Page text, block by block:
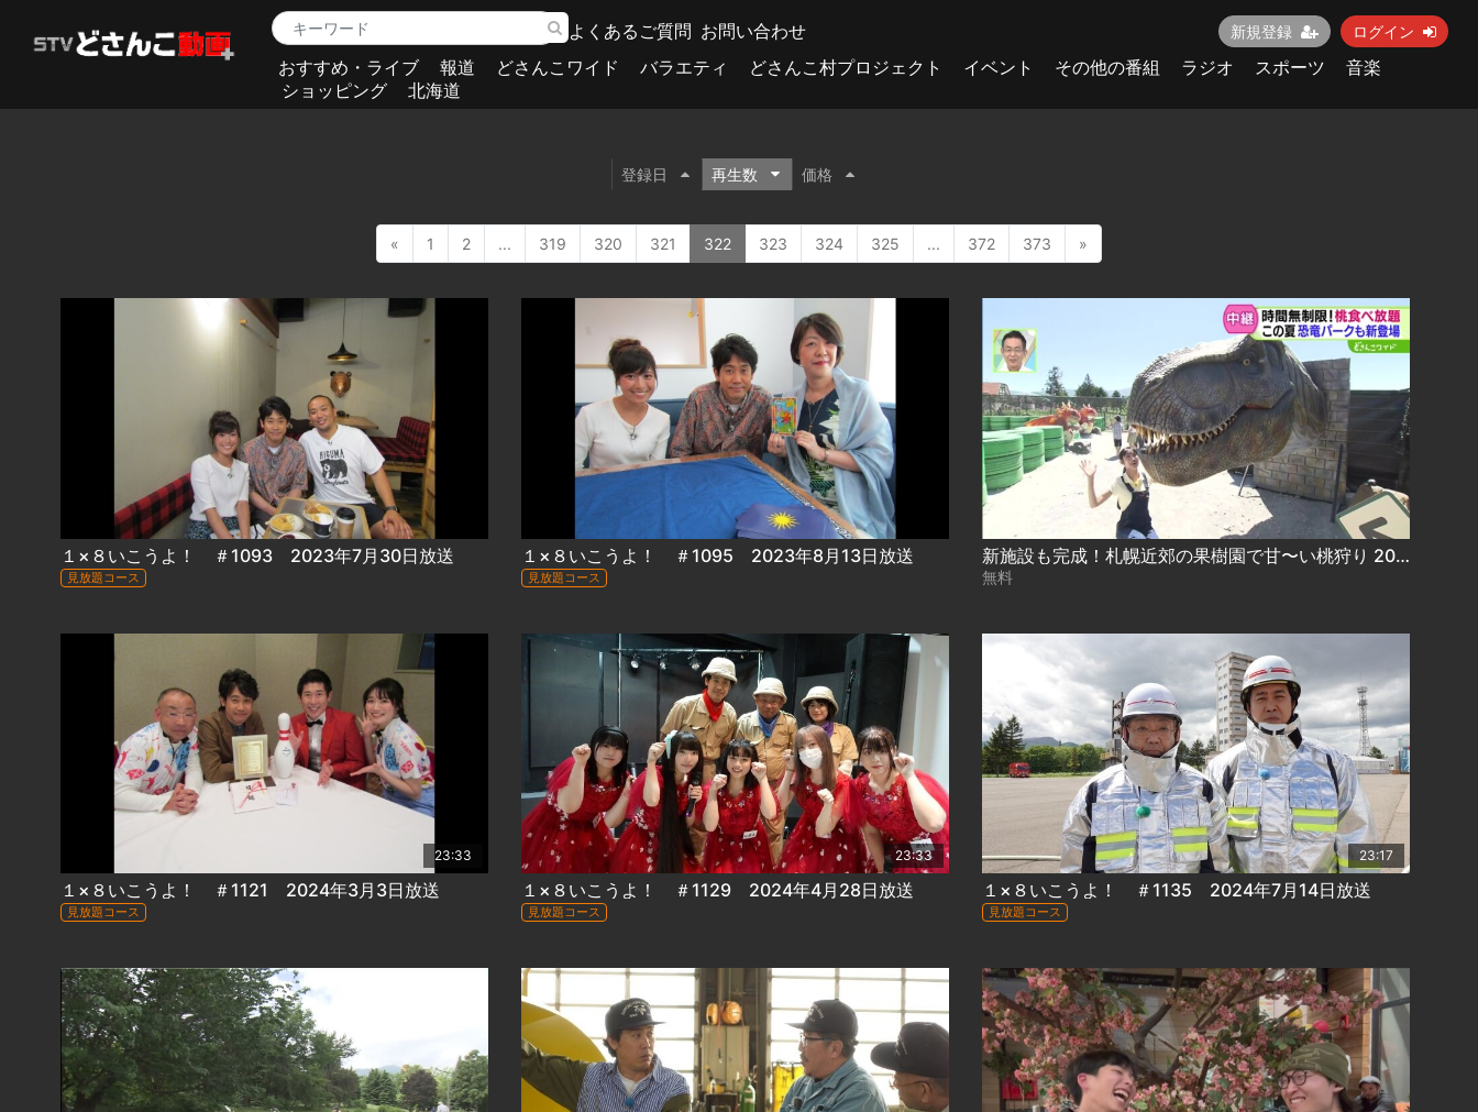
よくあるご質問 お問い合わせ 新規登録 ログイン
おすすめ・ライブ 報道 どさんこワイド バラエティ どさんこ村プロジェクト イベント その他の番組 ラジオ スポーツ
音楽
ショッピング
北海道
登録日 再生数 価格
« 1 2 ... 319 320 321 322 323 324 325 ... 372 373 »
１×８いこうよ！ ＃1093 2023年7月30日放送
見放題コース
１×８いこうよ！ ＃1095 2023年8月13日放送
見放題コース
新施設も完成！札幌近郊の果樹園で甘〜い桃狩り 2026-08-05
無料
23:33
１×８いこうよ！ ＃1121 2024年3月3日放送
見放題コース
23:33
１×８いこうよ！ ＃1129 2024年4月28日放送
見放題コース
23:17
１×８いこうよ！ ＃1135 2024年7月14日放送
見放題コース